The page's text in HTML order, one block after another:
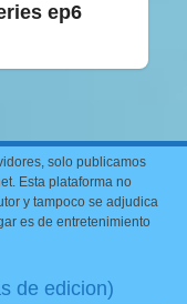
ep6
solo publicamos
Esta plataforma no
y tampoco se adjudica
es de entretenimiento
de edicion)